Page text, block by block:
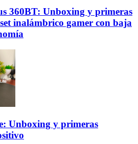
360BT: Unboxing y primeras
inalámbrico gamer con baja
Unboxing y primeras